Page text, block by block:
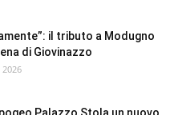
il tributo a Modugno
di Giovinazzo